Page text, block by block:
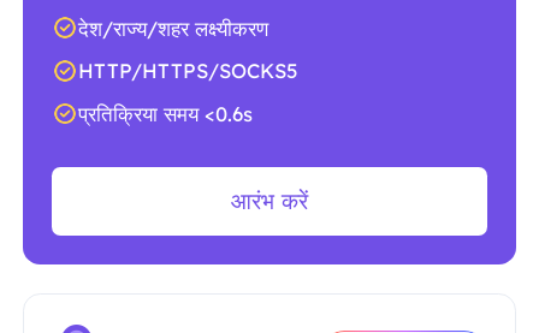
देश/राज्य/शहर लक्ष्यीकरण
HTTP/HTTPS/SOCKS5
प्रतिक्रिया समय <0.6s
आरंभ करें